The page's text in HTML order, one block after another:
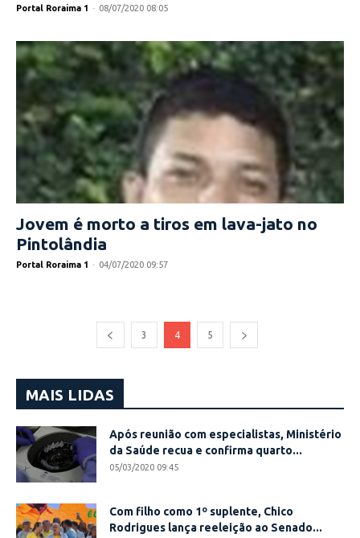
Portal Roraima 1 - 08/07/2020 08:05
Jovem é morto a tiros em lava-jato no
Pintolândia
Portal Roraima 1 - 04/07/2020 09:57
3 4 5
MAIS LIDAS
Após reunião com especialistas, Ministério
da Saúde recua e confirma quarto...
05/03/2020 09:45
Com filho como 1º suplente, Chico
Rodrigues lança reeleição ao Senado...